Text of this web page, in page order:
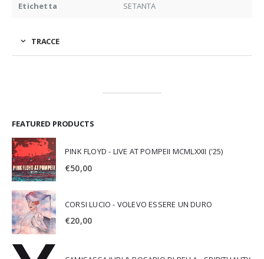
Etichetta SETANTA
TRACCE
FEATURED PRODUCTS
PINK FLOYD - LIVE AT POMPEII MCMLXXII ('25)
€50,00
CORSI LUCIO - VOLEVO ESSERE UN DURO
€20,00